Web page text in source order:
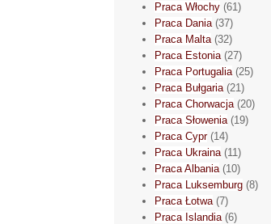
Praca Włochy (61)
Praca Dania(37)
Praca Malta(32)
Praca Estonia(27)
Praca Portugalia(25)
Praca Bułgaria(21)
Praca Chorwacja(20)
Praca Słowenia(19)
Praca Cypr(14)
Praca Ukraina(11)
Praca Albania(10)
Praca Luksemburg (8)
Praca Łotwa(7)
Praca Islandia(6)